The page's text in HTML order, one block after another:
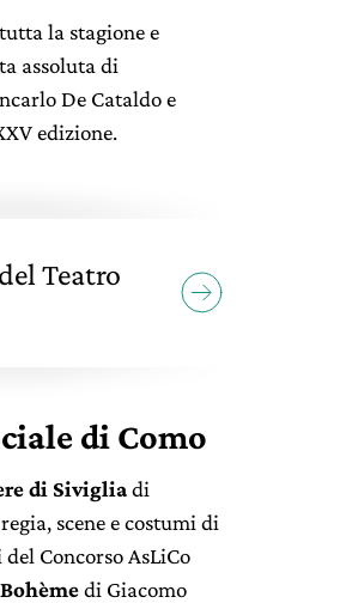
la stagione e
assoluta di
De Cataldo e
edizione.
Teatro
di Como
di Sivigliadi
scene e costumi di
Concorso AsLiCo
di Giacomo